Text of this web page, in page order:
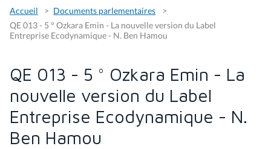
Accueil
Documents parlementaires
QE 013 - 5 ° Ozkara Emin - La nouvelle version du Label
Entreprise Ecodynamique - N. Ben Hamou
QE 013 - 5 ° Ozkara Emin - La
nouvelle version du Label
Entreprise Ecodynamique - N.
Ben Hamou